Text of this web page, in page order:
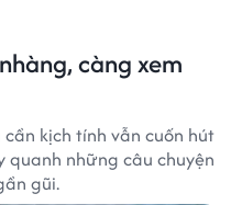
càng xem
kịch tính vẫn cuốn hút
quanh những câu chuyện
gũi.